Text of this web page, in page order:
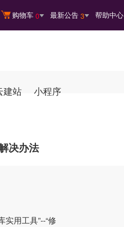
购物车 0 最新公告 3 帮助中心
建站 小程序
决办法
用工具”--“修